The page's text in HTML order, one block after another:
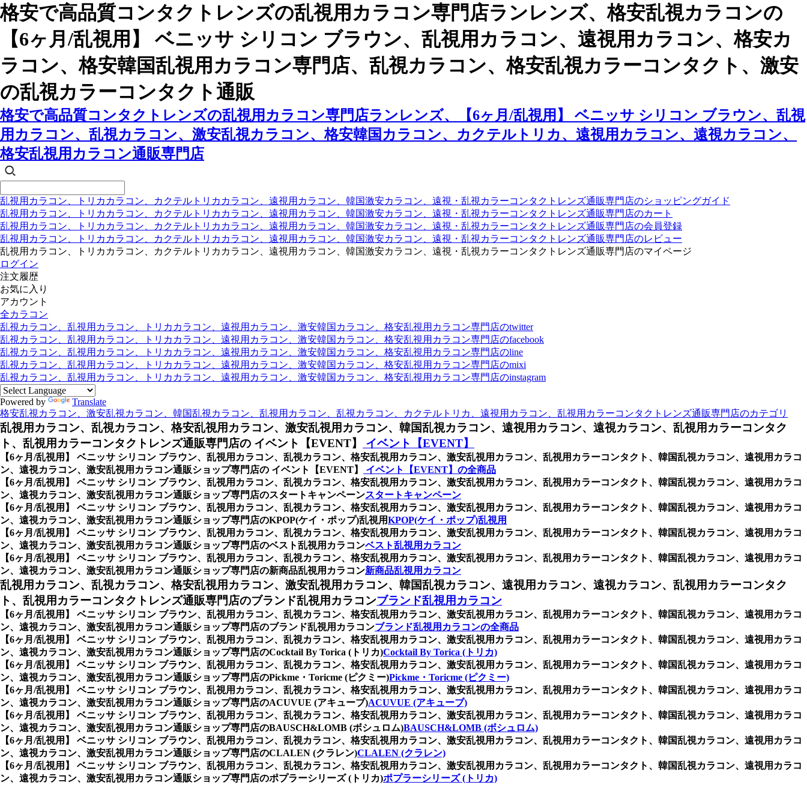
格安で高品質コンタクトレンズの乱視用カラコン専門店ランレンズ、格安乱視カラコンの
【6ヶ月/乱視用】 ベニッサ シリコン ブラウン、乱視用カラコン、遠視用カラコン、格安カ
ラコン、格安韓国乱視用カラコン専門店、乱視カラコン、格安乱視カラーコンタクト、激安
の乱視カラーコンタクト通販
格安で高品質コンタクトレンズの乱視用カラコン専門店ランレンズ、【6ヶ月/乱視用】 ベニッサ シリコン ブラウン、乱視
用カラコン、乱視カラコン、激安乱視カラコン、格安韓国カラコン、カクテルトリカ、遠視用カラコン、遠視カラコン、
格安乱視用カラコン通販専門店
乱視用カラコン、トリカカラコン、カクテルトリカカラコン、遠視用カラコン、韓国激安カラコン、遠視・乱視カラーコンタクトレンズ通販専門店のショッピングガイド
乱視用カラコン、トリカカラコン、カクテルトリカカラコン、遠視用カラコン、韓国激安カラコン、遠視・乱視カラーコンタクトレンズ通販専門店のカート
乱視用カラコン、トリカカラコン、カクテルトリカカラコン、遠視用カラコン、韓国激安カラコン、遠視・乱視カラーコンタクトレンズ通販専門店の会員登録
乱視用カラコン、トリカカラコン、カクテルトリカカラコン、遠視用カラコン、韓国激安カラコン、遠視・乱視カラーコンタクトレンズ通販専門店のレビュー
乱視用カラコン、トリカカラコン、カクテルトリカカラコン、遠視用カラコン、韓国激安カラコン、遠視・乱視カラーコンタクトレンズ通販専門店のマイページ
ログイン
注文履歴
お気に入り
アカウント
全カラコン
乱視カラコン、乱視用カラコン、トリカカラコン、遠視用カラコン、激安韓国カラコン、格安乱視用カラコン専門店のtwitter
乱視カラコン、乱視用カラコン、トリカカラコン、遠視用カラコン、激安韓国カラコン、格安乱視用カラコン専門店のfacebook
乱視カラコン、乱視用カラコン、トリカカラコン、遠視用カラコン、激安韓国カラコン、格安乱視用カラコン専門店のline
乱視カラコン、乱視用カラコン、トリカカラコン、遠視用カラコン、激安韓国カラコン、格安乱視用カラコン専門店のmixi
乱視カラコン、乱視用カラコン、トリカカラコン、遠視用カラコン、激安韓国カラコン、格安乱視用カラコン専門店のinstagram
Powered by
Translate
格安乱視カラコン、激安乱視カラコン、韓国乱視カラコン、乱視用カラコン、乱視カラコン、カクテルトリカ、遠視用カラコン、乱視用カラーコンタクトレンズ通販専門店のカテゴリ
乱視用カラコン、乱視カラコン、格安乱視用カラコン、激安乱視用カラコン、韓国乱視カラコン、遠視用カラコン、遠視カラコン、乱視用カラーコンタク
ト、乱視用カラーコンタクトレンズ通販専門店の イベント【EVENT】
イベント【EVENT】
【6ヶ月/乱視用】 ベニッサ シリコン ブラウン、乱視用カラコン、乱視カラコン、格安乱視用カラコン、激安乱視用カラコン、乱視用カラーコンタクト、韓国乱視カラコン、遠視用カラコ
ン、遠視カラコン、激安乱視用カラコン通販ショップ専門店の イベント【EVENT】
イベント【EVENT】の全商品
【6ヶ月/乱視用】 ベニッサ シリコン ブラウン、乱視用カラコン、乱視カラコン、格安乱視用カラコン、激安乱視用カラコン、乱視用カラーコンタクト、韓国乱視カラコン、遠視用カラコ
ン、遠視カラコン、激安乱視用カラコン通販ショップ専門店のスタートキャンペーンスタートキャンペーン
【6ヶ月/乱視用】 ベニッサ シリコン ブラウン、乱視用カラコン、乱視カラコン、格安乱視用カラコン、激安乱視用カラコン、乱視用カラーコンタクト、韓国乱視カラコン、遠視用カラコ
ン、遠視カラコン、激安乱視用カラコン通販ショップ専門店のKPOP(ケイ・ポップ)乱視用KPOP(ケイ・ポップ)乱視用
【6ヶ月/乱視用】 ベニッサ シリコン ブラウン、乱視用カラコン、乱視カラコン、格安乱視用カラコン、激安乱視用カラコン、乱視用カラーコンタクト、韓国乱視カラコン、遠視用カラコ
ン、遠視カラコン、激安乱視用カラコン通販ショップ専門店のベスト乱視用カラコンベスト乱視用カラコン
【6ヶ月/乱視用】 ベニッサ シリコン ブラウン、乱視用カラコン、乱視カラコン、格安乱視用カラコン、激安乱視用カラコン、乱視用カラーコンタクト、韓国乱視カラコン、遠視用カラコ
ン、遠視カラコン、激安乱視用カラコン通販ショップ専門店の新商品乱視用カラコン新商品乱視用カラコン
乱視用カラコン、乱視カラコン、格安乱視用カラコン、激安乱視用カラコン、韓国乱視カラコン、遠視用カラコン、遠視カラコン、乱視用カラーコンタク
ト、乱視用カラーコンタクトレンズ通販専門店のブランド乱視用カラコンブランド乱視用カラコン
【6ヶ月/乱視用】 ベニッサ シリコン ブラウン、乱視用カラコン、乱視カラコン、格安乱視用カラコン、激安乱視用カラコン、乱視用カラーコンタクト、韓国乱視カラコン、遠視用カラコ
ン、遠視カラコン、激安乱視用カラコン通販ショップ専門店のブランド乱視用カラコンブランド乱視用カラコンの全商品
【6ヶ月/乱視用】 ベニッサ シリコン ブラウン、乱視用カラコン、乱視カラコン、格安乱視用カラコン、激安乱視用カラコン、乱視用カラーコンタクト、韓国乱視カラコン、遠視用カラコ
ン、遠視カラコン、激安乱視用カラコン通販ショップ専門店のCocktail By Torica (トリカ)Cocktail By Torica (トリカ)
【6ヶ月/乱視用】 ベニッサ シリコン ブラウン、乱視用カラコン、乱視カラコン、格安乱視用カラコン、激安乱視用カラコン、乱視用カラーコンタクト、韓国乱視カラコン、遠視用カラコ
ン、遠視カラコン、激安乱視用カラコン通販ショップ専門店のPickme・Toricme (ピクミー)Pickme・Toricme (ピクミー)
【6ヶ月/乱視用】 ベニッサ シリコン ブラウン、乱視用カラコン、乱視カラコン、格安乱視用カラコン、激安乱視用カラコン、乱視用カラーコンタクト、韓国乱視カラコン、遠視用カラコ
ン、遠視カラコン、激安乱視用カラコン通販ショップ専門店のACUVUE (アキューブ)ACUVUE (アキューブ)
【6ヶ月/乱視用】 ベニッサ シリコン ブラウン、乱視用カラコン、乱視カラコン、格安乱視用カラコン、激安乱視用カラコン、乱視用カラーコンタクト、韓国乱視カラコン、遠視用カラコ
ン、遠視カラコン、激安乱視用カラコン通販ショップ専門店のBAUSCH&LOMB (ボシュロム)BAUSCH&LOMB (ボシュロム)
【6ヶ月/乱視用】 ベニッサ シリコン ブラウン、乱視用カラコン、乱視カラコン、格安乱視用カラコン、激安乱視用カラコン、乱視用カラーコンタクト、韓国乱視カラコン、遠視用カラコ
ン、遠視カラコン、激安乱視用カラコン通販ショップ専門店のCLALEN (クラレン)CLALEN (クラレン)
【6ヶ月/乱視用】 ベニッサ シリコン ブラウン、乱視用カラコン、乱視カラコン、格安乱視用カラコン、激安乱視用カラコン、乱視用カラーコンタクト、韓国乱視カラコン、遠視用カラコ
ン、遠視カラコン、激安乱視用カラコン通販ショップ専門店のポプラーシリーズ (トリカ)ポプラーシリーズ (トリカ)